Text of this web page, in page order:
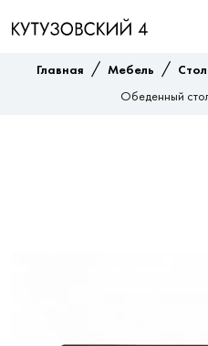
Главная / Мебель /
Обеденный